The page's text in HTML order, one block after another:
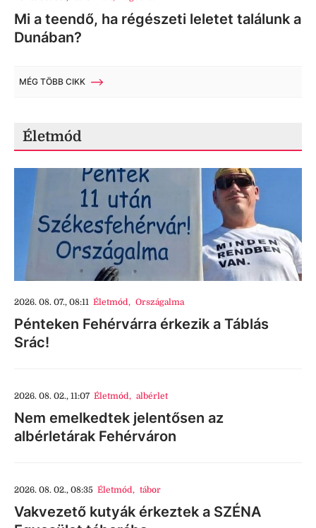
Mi a teendő, ha régészeti leletet találunk a
Dunában?
MÉG TÖBB CIKK
Életmód
2026. 08. 07., 08:11 Életmód, Országalma
Pénteken Fehérvárra érkezik a Táblás
Srác!
2026. 08. 02., 11:07 Életmód, albérlet
Nem emelkedtek jelentősen az
albérletárak Fehérváron
2026. 08. 02., 08:35 Életmód, tábor
Vakvezető kutyák érkeztek a SZÉNA